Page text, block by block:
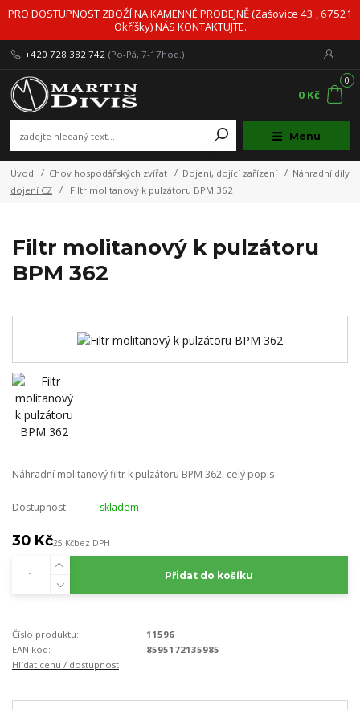
PRO DOSTUPNOST ZBOŽÍ NA KAMENNÉ PRODEJNĚ (Zašovice 43 , 67521
Okříšky) NÁS KONTAKTUJTE.
Menu
+420 728 382 742 (Po-Pá, 7-17hod.)
0
0 Kč
Úvod Chov hospodářských zvířat Dojení, dojící zařízení
Náhradní díly
dojení CZ
Filtr molitanový k pulzátoru BPM 362
Filtr molitanový k pulzátoru
BPM 362
Náhradní molitanový filtr k pulzátoru BPM 362. celý popis
Dostupnost skladem
30 Kč25 Kčbez DPH
Přidat do košíku
Číslo produktu:
11596
EAN kód:
8595172135985
Hlídat cenu / dostupnost